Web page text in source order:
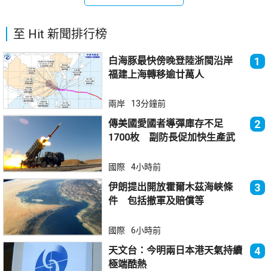
至 Hit 新聞排行榜
白海豚最快傍晚登陸浙閩沿岸
福建上海轉移逾廿萬人
1
兩岸 13分鐘前
傳美國愛國者導彈庫存不足
1700枚 副防長促加快生產武
2
國際 4小時前
伊朗提出開放霍爾木茲海峽條
件 包括撤軍及賠償等
3
國際 6小時前
天文台：今明兩日本港天氣持續
極端酷熱
4